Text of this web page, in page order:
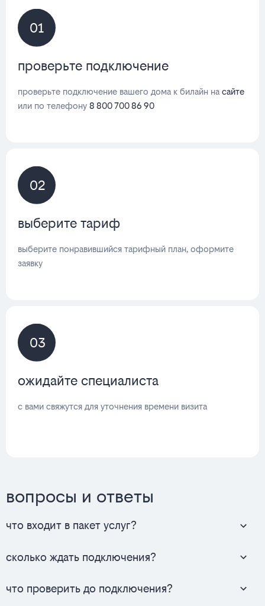
01
проверьте подключение
проверьте подключение вашего дома к билайн на сайте
или по телефону 8 800 700 86 90
02
выберите тариф
выберите понравившийся тарифный план, оформите
заявку
03
ожидайте специалиста
с вами свяжутся для уточнения времени визита
вопросы и ответы
что входит в пакет услуг?
сколько ждать подключения?
что проверить до подключения?